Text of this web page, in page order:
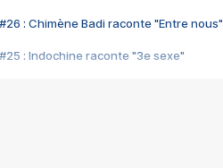
#26 : Chimène Badi raconte "Entre nous"
#25 : Indochine raconte "3e sexe"